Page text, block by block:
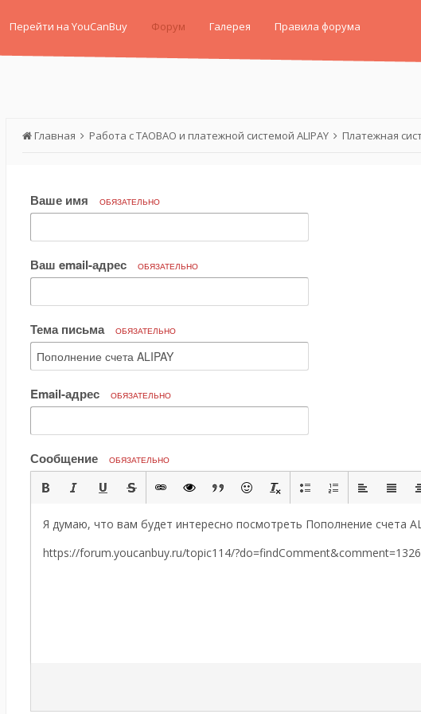
Перейти на YouCanBuy Форум Галерея Правила форума
Главная Работа с TAOBAO и платежной системой ALIPAY Платежная
Ваше имя ОБЯЗАТЕЛЬНО
Ваш email-адрес ОБЯЗАТЕЛЬНО
Тема письма ОБЯЗАТЕЛЬНО
Email-адрес ОБЯЗАТЕЛЬНО
Сообщение ОБЯЗАТЕЛЬНО
Я думаю, что вам будет интересно посмотреть Пополнение счета
https://forum.youcanbuy.ru/topic114/